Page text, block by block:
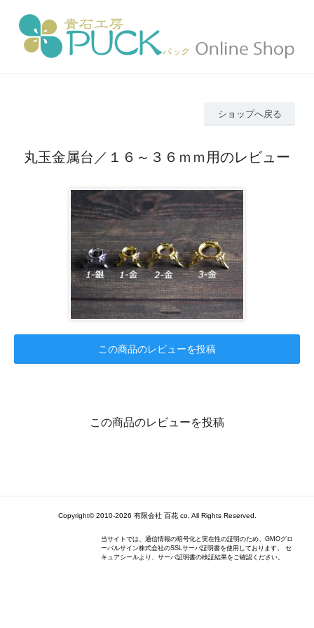
ショップへ戻る
丸玉金属台／１６～３６ｍｍ用のレビュー
この商品のレビューを投稿
この商品のレビューを投稿
Copyright© 2010-2026 有限会社 百花 co, All Rights Reserved.
当サイトでは、通信情報の暗号化と実在性の証明のため、GMOグロ
ーバルサイン株式会社のSSLサーバ証明書を使用しております。 セ
キュアシールより、サーバ証明書の検証結果をご確認ください。